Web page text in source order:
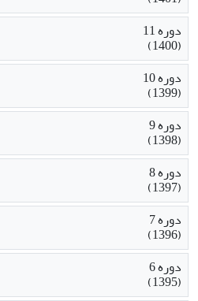
دوره 11
(1400)
دوره 10
(1399)
دوره 9
(1398)
دوره 8
(1397)
دوره 7
(1396)
دوره 6
(1395)